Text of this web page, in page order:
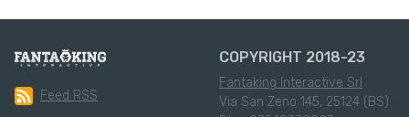
Feed RSS
COPYRIGHT 2018-23
Fantaking Interactive Srl
Via San Zeno 145, 25124 (BS)